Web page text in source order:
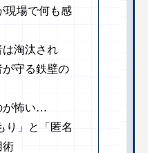
現場で何も感
淘汰され
が守る鉄壁の
が怖い…
り」と「匿名
術